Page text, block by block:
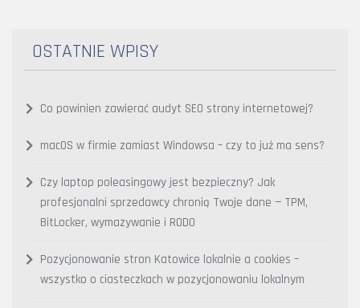
OSTATNIE WPISY
Co powinien zawierać audyt SEO strony internetowej?
macOS w firmie zamiast Windowsa – czy to już ma sens?
Czy laptop poleasingowy jest bezpieczny? Jak
profesjonalni sprzedawcy chronią Twoje dane — TPM,
BitLocker, wymazywanie i RODO
Pozycjonowanie stron Katowice lokalnie a cookies –
wszystko o ciasteczkach w pozycjonowaniu lokalnym